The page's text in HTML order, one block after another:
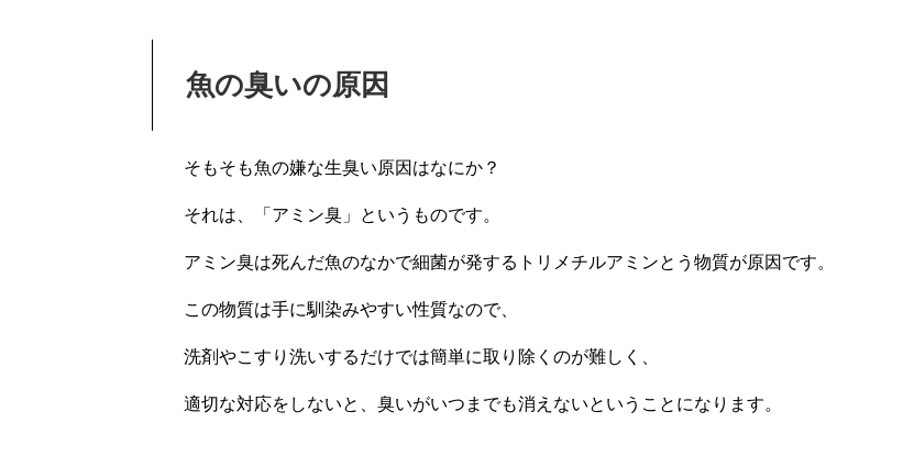
魚の臭いの原因
そもそも魚の嫌な生臭い原因はなにか？
それは、「アミン臭」というものです。
アミン臭は死んだ魚のなかで細菌が発するトリメチルアミンとう物質が原因です。
この物質は手に馴染みやすい性質なので、
洗剤やこすり洗いするだけでは簡単に取り除くのが難しく、
適切な対応をしないと、臭いがいつまでも消えないということになります。